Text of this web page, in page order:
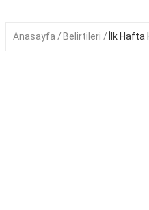
Nedir
Anasayfa Belirtileri İlk